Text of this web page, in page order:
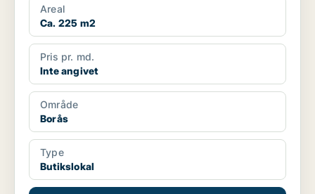
Areal
Ca. 225 m2
Pris pr. md.
Inte angivet
Område
Borås
Type
Butikslokal